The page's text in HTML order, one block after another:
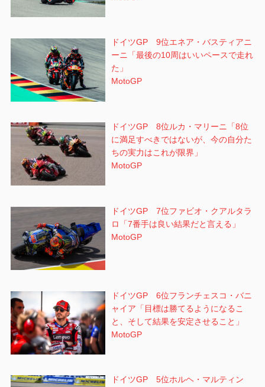
ドイツGP 9位エネア・バスティアニ
ーニ「最後の10周はいいペースで走れ
た」
MotoGP
ドイツGP 8位ルカ・マリーニ「8位
に満足すべきではないが、今の自分た
ちの実力はこれが限界」
MotoGP
ドイツGP 7位ファビオ・クアルタラ
ロ「7番手は良い結果だと言える」
MotoGP
ドイツGP 6位フランチェスコ・バニ
ャイア「目標は勝てるようになるこ
と、そして結果を安定させること」
MotoGP
ドイツGP 5位ホルヘ・マルティン